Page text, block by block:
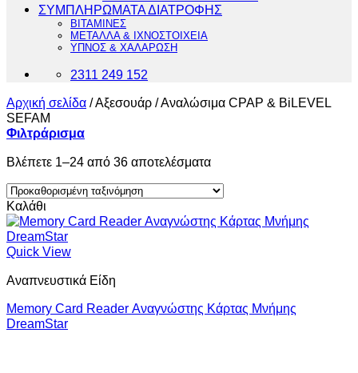
ΣΥΜΠΛΗΡΩΜΑΤΑ ΔΙΑΤΡΟΦΗΣ
ΒΙΤΑΜΙΝΕΣ
ΜΕΤΑΛΛΑ & ΙΧΝΟΣΤΟΙΧΕΙΑ
ΥΠΝΟΣ & ΧΑΛΑΡΩΣΗ
2311 249 152
Αρχική σελίδα /Αξεσουάρ / Αναλώσιμα CPAP & BiLEVEL
SEFAM
Φιλτράρισμα
Βλέπετε 1–24 από 36 αποτελέσματα
Καλάθι
Quick View
Αναπνευστικά Είδη
Memory Card Reader Αναγνώστης Κάρτας Μνήμης
DreamStar